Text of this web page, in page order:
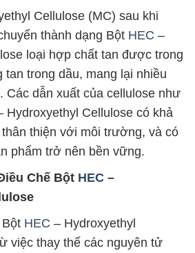
Cellulose (MC) sau khi
thành dạng Bột HEC –
loại hợp chất tan được trong
trong dầu, mang lại nhiều
Các dẫn xuất của cellulose như
Hydroxyethyl Cellulose có khả
thiện với môi trường, và có
phẩm trở nên bền vững.
Chế Bột HEC –
HEC – Hydroxyethyl
việc thay thế các nguyên tử